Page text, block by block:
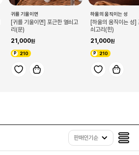
귀를 기울이면
[귀를 기울이면] 포근한 열쇠고
리(문)
21,000
210
하울의 움직이는 성
[하울의 움직이는 성]
쇠고리(힌)
21,000
210
판매인기순